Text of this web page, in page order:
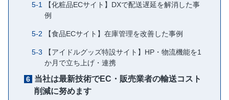
【化粧品ECサイト】DXで配送遅延を解消した事
例
【食品ECサイト】在庫管理を改善した事例
【アイドルグッズ特設サイト】HP・物流機能を1
か月で立ち上げ・連携
当社は最新技術でEC・販売業者の輸送コスト
削減に努めます